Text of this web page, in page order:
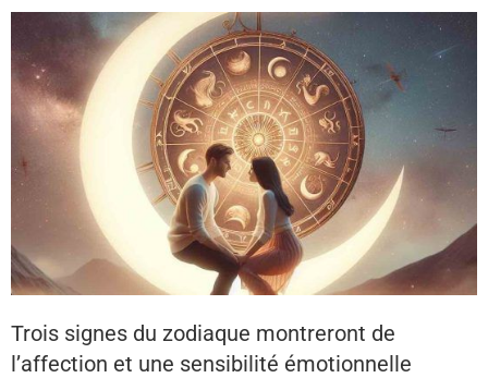
Trois signes du zodiaque montreront de
l’affection et une sensibilité émotionnelle